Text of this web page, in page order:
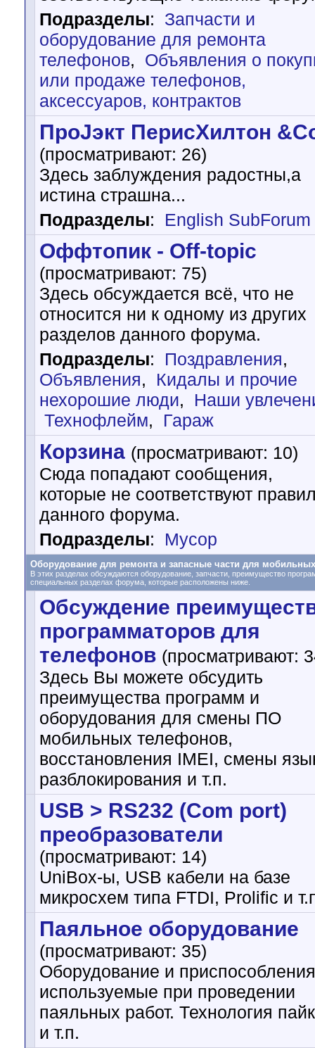
Подразделы:
Запчасти и
оборудование для ремонта
телефонов,
Объявления о
или продаже телефонов,
аксессуаров, контрактов
ПроJэкт ПерисХилтон
(просматривают: 26)
Здесь заблуждения радостны,а
истина страшна...
Подразделы: English SubForum
Оффтопик - Off-topic
(просматривают: 75)
Здесь обсуждается всё, что не
относится ни к одному из других
разделов данного форума.
Подразделы: Поздравления,
Объявления,
Кидалы и прочие
нехорошие люди,
Наши
Технофлейм, Гараж
Корзина (просматривают: 10)
Сюда попадают сообщения,
которые не соответствуют
данного форума.
Подразделы: Мусор
Оборудование для ремонта и запасные части для
В этих разделах обсуждаются оборудование, запчасти, преимущество
специальных разделах форума, которые расположены ниже.
Обсуждение
программаторов для
телефонов (просматривают:
Здесь Вы можете обсудить
преимущества программ и
оборудования для смены ПО
мобильных телефонов,
восстановления IMEI, смены
разблокирования и т.п.
USB > RS232 (Com port)
преобразователи
(просматривают: 14)
UniBox-ы, USB кабели на базе
микросхем типа FTDI, Prolific и
Паяльное оборудование
(просматривают: 35)
Оборудование и
используемые при проведении
паяльных работ. Технология
и т.п.